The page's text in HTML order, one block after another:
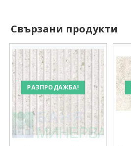
Свързани продукти
РАЗПРОДАЖБА!